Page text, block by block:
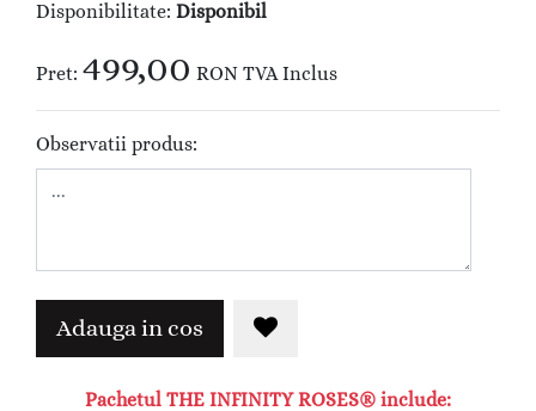
Disponibilitate: Disponibil
Pret: 499,00 RON TVA Inclus
Observatii produs:
Adauga in cos
Pachetul THE INFINITY ROSES® include: